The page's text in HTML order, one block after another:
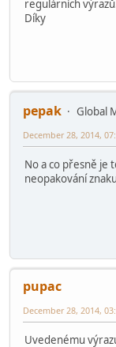
regulárních
Díky
pepak
Global
December 28, 2014,
No a co přesně je
neopakování
pupac
December 28, 2014,
Uvedenému